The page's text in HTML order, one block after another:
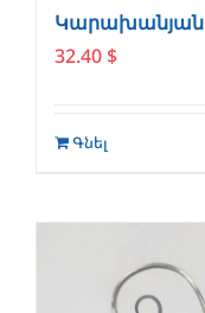
Կարախանյան
32.40 $
Գնել